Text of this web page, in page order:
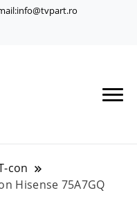
con
Hisense 75A7GQ